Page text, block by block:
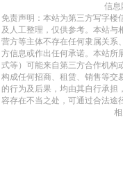
信息
免责声明：本站为第三方写字楼
及人工整理，仅供参考。本站与
营方等主体不存在任何隶属关系
方信息或作出任何承诺。本站所
式等）可能来自第三方合作机构
构成任何招商、租赁、销售等交
的行为及后果，均由其自行承担
容存在不当之处，可通过合法途